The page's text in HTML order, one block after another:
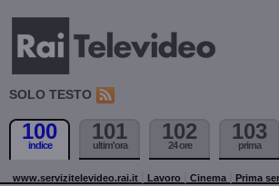
SOLO TESTO
100
indice
101
ultim'ora
102
24 ore
103
prima
www.servizitelevideo.rai.it Lavoro Cinema Prima